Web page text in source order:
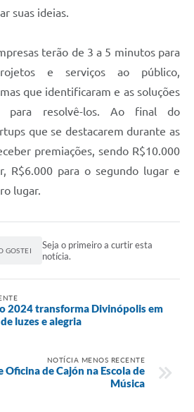
suas ideias.
terão de 3 a 5 minutos para
e serviços ao público,
que identificaram e as soluções
para resolvê-los. Ao final do
que se destacarem durante as
premiações, sendo R$10.000
R$6.000 para o segundo lugar e
lugar.
GOSTEI
Seja o primeiro a curtir esta
notícia.
2024 transforma Divinópolis em
luzes e alegria
NOTÍCIA MENOS RECENTE
de Cajón na Escola de
Música